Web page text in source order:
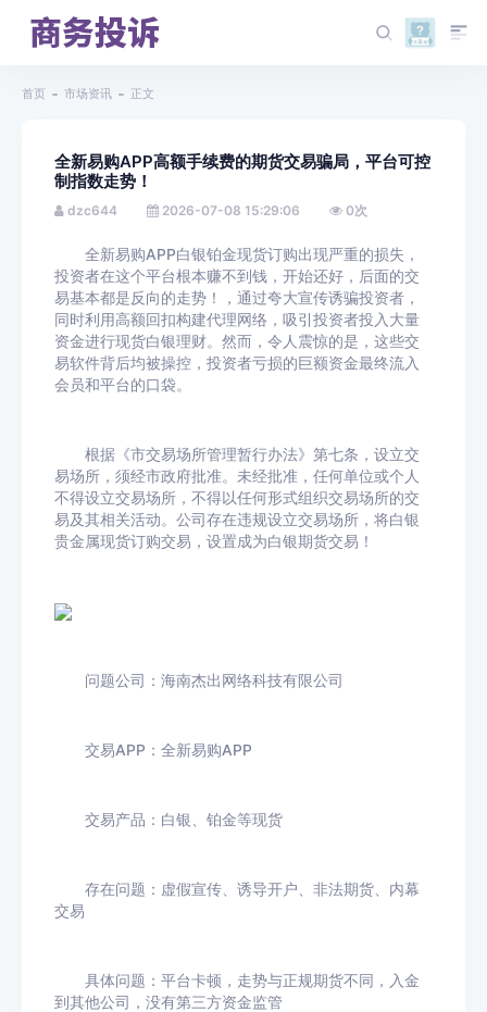
首页 市场资讯 正文
全新易购APP高额手续费的期货交易骗局，平台可控
制指数走势！
dzc644 2026-07-08 15:29:06 0次
全新易购APP白银铂金现货订购出现严重的损失，
投资者在这个平台根本赚不到钱，开始还好，后面的交
易基本都是反向的走势！，通过夸大宣传诱骗投资者，
同时利用高额回扣构建代理网络，吸引投资者投入大量
资金进行现货白银理财。然而，令人震惊的是，这些交
易软件背后均被操控，投资者亏损的巨额资金最终流入
会员和平台的口袋。
根据《市交易场所管理暂行办法》第七条，设立交
易场所，须经市政府批准。未经批准，任何单位或个人
不得设立交易场所，不得以任何形式组织交易场所的交
易及其相关活动。公司存在违规设立交易场所，将白银
贵金属现货订购交易，设置成为白银期货交易！
问题公司：海南杰出网络科技有限公司
交易APP：全新易购APP
交易产品：白银、铂金等现货
存在问题：虚假宣传、诱导开户、非法期货、内幕
交易
具体问题：平台卡顿，走势与正规期货不同，入金
到其他公司，没有第三方资金监管